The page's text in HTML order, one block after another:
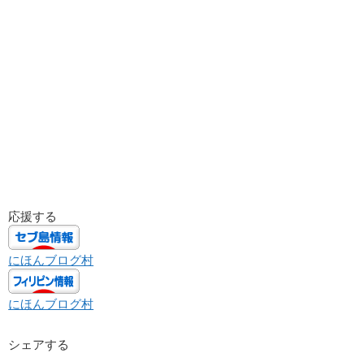
応援する
にほんブログ村
にほんブログ村
シェアする